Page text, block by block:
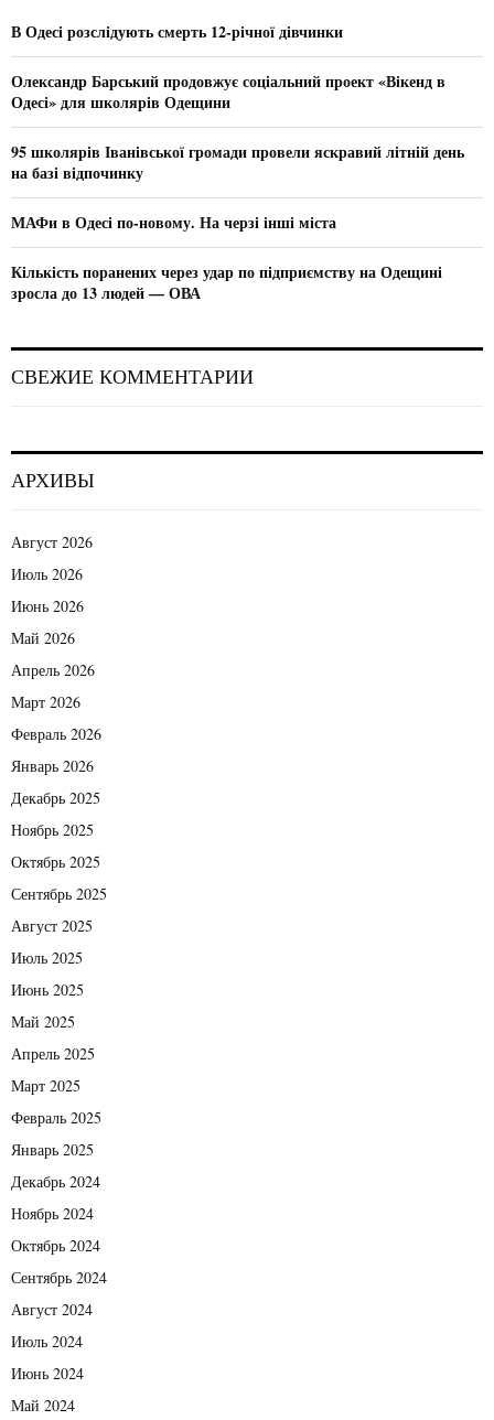
o
В Одесі розслідують смерть 12-річної дівчинки
Олександр Барський продовжує соціальний проект «Вікенд в
Одесі» для школярів Одещини
95 школярів Іванівської громади провели яскравий літній день
на базі відпочинку
МАФи в Одесі по-новому. На черзі інші міста
Кількість поранених через удар по підприємству на Одещині
зросла до 13 людей — ОВА
СВЕЖИЕ КОММЕНТАРИИ
АРХИВЫ
Август 2026
Июль 2026
Июнь 2026
Май 2026
Апрель 2026
Март 2026
Февраль 2026
Январь 2026
Декабрь 2025
Ноябрь 2025
Октябрь 2025
Сентябрь 2025
Август 2025
Июль 2025
Июнь 2025
Май 2025
Апрель 2025
Март 2025
Февраль 2025
Январь 2025
Декабрь 2024
Ноябрь 2024
Октябрь 2024
Сентябрь 2024
Август 2024
Июль 2024
Июнь 2024
Май 2024